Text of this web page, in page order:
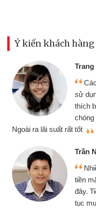
Ý kiến khách hàng
trang web cho vay tiền online
thân thiện, dễ hiểu.Tôi rất
vì thời gian giải ngân nhanh
cả đều thực hiện Online.
Nam - Tài xế
lần mua sắm không mang
mình đều vay tiền nóng tại
vào thẻ ngay là mình lại tiếp
sắm. Chỉ cần điện thoại có